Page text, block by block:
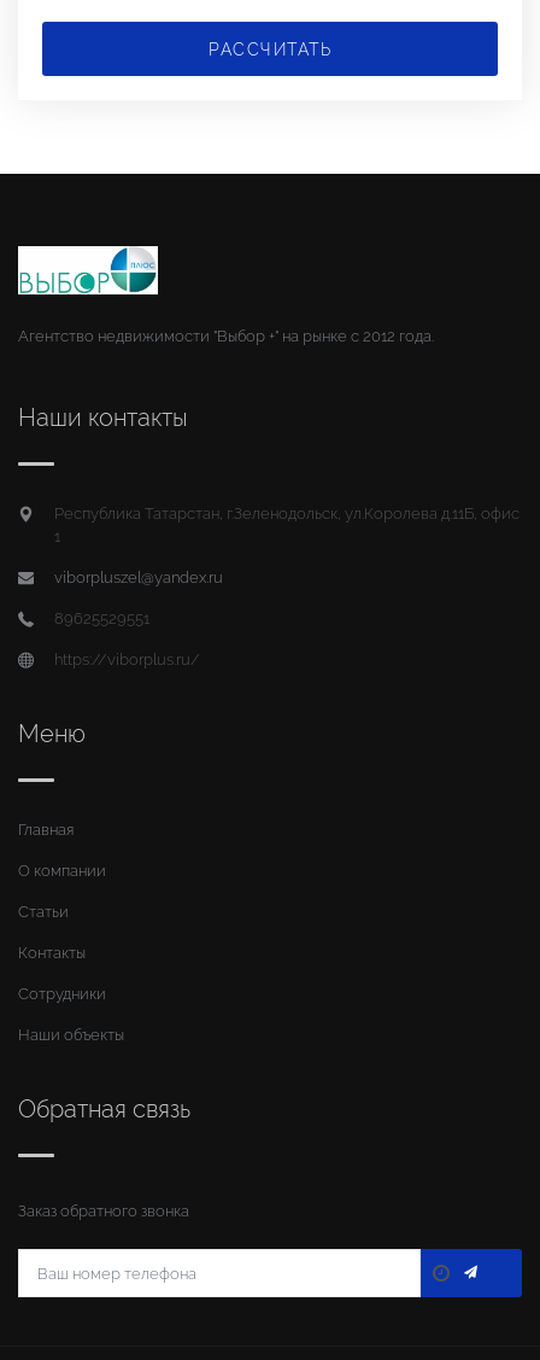
РАССЧИТАТЬ
Агентство недвижимости "Выбор +" на рынке с 2012 года.
Наши контакты
Республика Татарстан, г.Зеленодольск, ул.Королева д.11Б, офис
1
viborpluszel@yandex.ru
89625529551
https://viborplus.ru/
Меню
Главная
О компании
Статьи
Контакты
Сотрудники
Наши объекты
Обратная связь
Заказ обратного звонка